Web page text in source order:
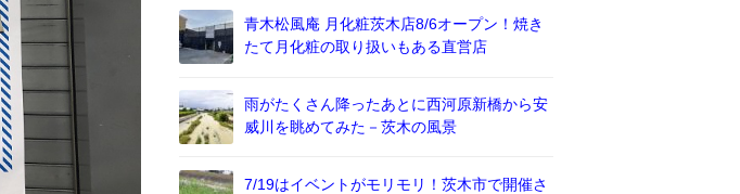
青木松風庵 月化粧茨木店8/6オープン！焼き
たて月化粧の取り扱いもある直営店
雨がたくさん降ったあとに西河原新橋から安
威川を眺めてみた－茨木の風景
7/19はイベントがモリモリ！茨木市で開催さ